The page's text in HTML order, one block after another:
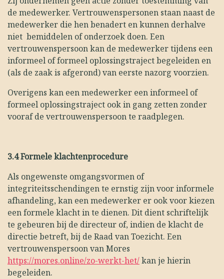
de medewerker. Vertrouwenspersonen staan naast de
medewerker die hen benadert en kunnen derhalve
niet bemiddelen of onderzoek doen. Een
vertrouwenspersoon kan de medewerker tijdens een
informeel of formeel oplossingstraject begeleiden en
(als de zaak is afgerond) van eerste nazorg voorzien.
Overigens kan een medewerker een informeel of
formeel oplossingstraject ook in gang zetten zonder
vooraf de vertrouwenspersoon te raadplegen.
3.4Formele klachtenprocedure
Als ongewenste omgangsvormen of
integriteitsschendingen te ernstig zijn voor informele
afhandeling, kan een medewerker er ook voor kiezen
een formele klacht in te dienen. Dit dient schriftelijk
te gebeuren bij de directeur of, indien de klacht de
directie betreft, bij de Raad van Toezicht. Een
vertrouwenspersoon van Mores
https://mores.online/zo-werkt-het/kan je hierin
begeleiden.